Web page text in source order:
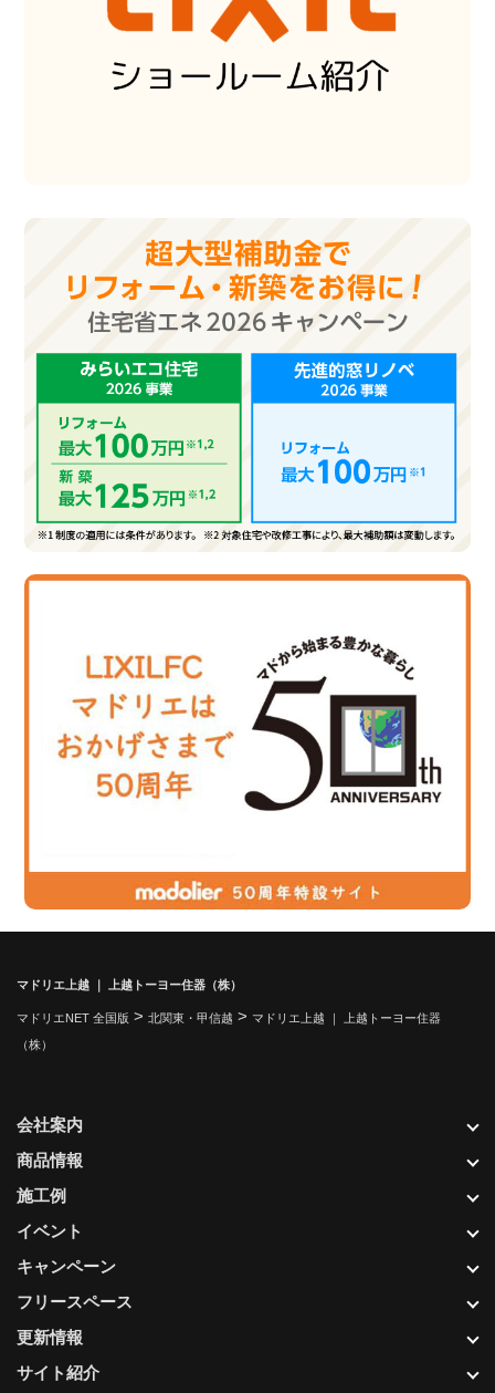
マドリエ上越 ｜ 上越トーヨー住器（株）
マドリエNET 全国版 > 北関東・甲信越 > マドリエ上越 ｜ 上越トーヨー住器
（株）
更新情報
サイト紹介
会社案内
商品情報
施工例
イベント
キャンペーン
フリースペース